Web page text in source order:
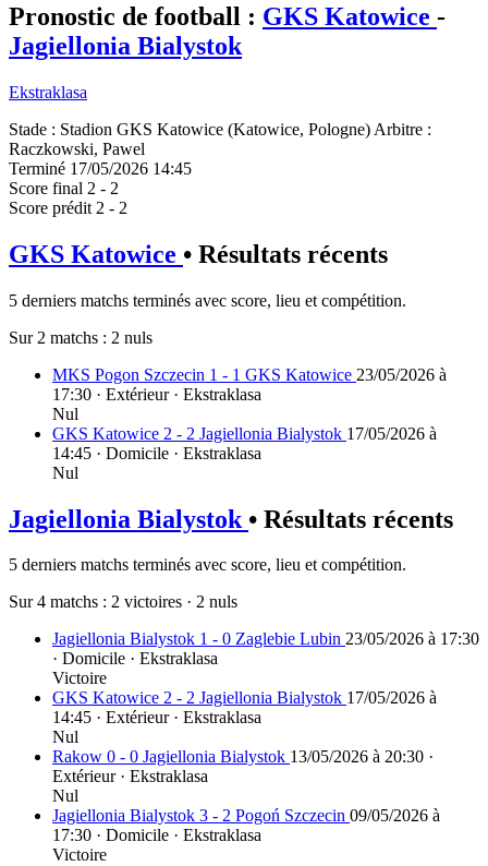
Pronostic de football : GKS Katowice -
Jagiellonia Bialystok
Ekstraklasa
Stade : Stadion GKS Katowice (Katowice, Pologne) Arbitre :
Raczkowski, Pawel
Terminé 17/05/2026 14:45
Score final 2 - 2
Score prédit 2 - 2
GKS Katowice • Résultats récents
5 derniers matchs terminés avec score, lieu et compétition.
Sur 2 matchs : 2 nuls
MKS Pogon Szczecin 1 - 1 GKS Katowice 23/05/2026 à
17:30 · Extérieur · Ekstraklasa
Nul
GKS Katowice 2 - 2 Jagiellonia Bialystok 17/05/2026 à
14:45 · Domicile · Ekstraklasa
Nul
Jagiellonia Bialystok • Résultats récents
5 derniers matchs terminés avec score, lieu et compétition.
Sur 4 matchs : 2 victoires · 2 nuls
Jagiellonia Bialystok 1 - 0 Zaglebie Lubin 23/05/2026 à 17:30
· Domicile · Ekstraklasa
Victoire
GKS Katowice 2 - 2 Jagiellonia Bialystok 17/05/2026 à
14:45 · Extérieur · Ekstraklasa
Nul
Rakow 0 - 0 Jagiellonia Bialystok 13/05/2026 à 20:30 ·
Extérieur · Ekstraklasa
Nul
Jagiellonia Bialystok 3 - 2 Pogoń Szczecin 09/05/2026 à
17:30 · Domicile · Ekstraklasa
Victoire